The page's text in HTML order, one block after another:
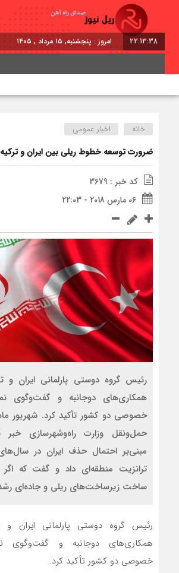
22:13:39 امروز : پنجشنبه, ۱۵ مرداد , ۱۴۰۵
خانه اخبار عمومی
ضرورت توسعه خطوط ريلى بين ايران و تركيه
کد خبر : 3679
06 مارس 2018 - 22:03
رئیس گروه دوستی پارلمانی ایران و
همکاری‌های دوجانبه و گفت‌وگوی
خصوصی دو کشور تأکید کرد. شهریور
حمل‌ونقل وزارت راه‌وشهرسازی خبر
مبنی‌بر احتمال حذف ایران در
ترانزیت منطقه‌ای داد و گفت که اگر
ساخت زیرساخت‌های ریلی و جاده‌ای
رئیس گروه دوستی پارلمانی ایران و
همکاری‌های دوجانبه و گفت‌وگوی
خصوصی دو کشور تأکید کرد.